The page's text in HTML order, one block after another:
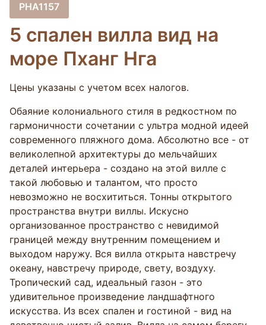
PHA1157
5 спален вилла вид на
море Пханг Нга
Цены указаны с учетом всех налогов.
Обаяние колониального стиля в редкостном по
гармоничности сочетании с ультра модной идеей
современного пляжного дома. Абсолютно все - от
великолепной архитектуры до мельчайших
деталей интерьера - создано на этой вилле с
такой любовью и талантом, что просто
невозможно не восхититься. Тонны открытого
пространства внутри виллы. Искусно
организованное пространство с невидимой
границей между внутренним помещением и
выходом наружу. Вся вилла открыта навстречу
океану, навстречу природе, свету, воздуху.
Тропический сад, идеальный газон - это
удивительное произведение ландшафтного
искусства. Из всех спален и гостиной - вид на